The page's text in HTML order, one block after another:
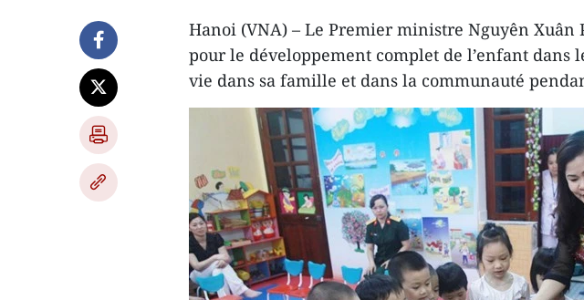
Hanoi (VNA) – Le Premier ministre Nguyên Xuân
pour le développement complet de l’enfant dans
vie dans sa famille et dans la communauté